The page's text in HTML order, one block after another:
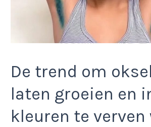
De trend om
laten groeien en
kleuren te